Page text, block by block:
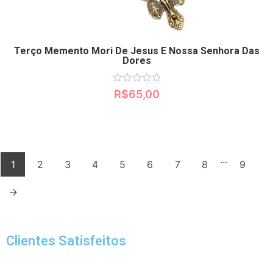
Terço Memento Mori De Jesus E Nossa Senhora Das
Dores
Avaliação
0R$65,00
1 2 3 4 5 6 7 8 ... 9
→
Clientes Satisfeitos